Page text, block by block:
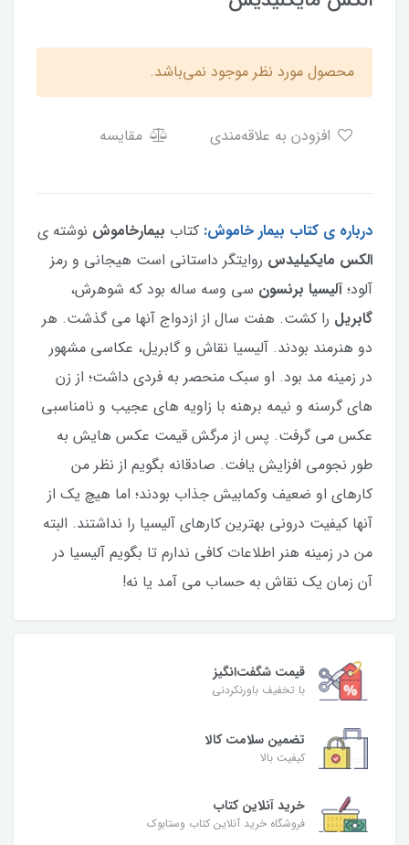
محصول مورد نظر موجود نمی‌باشد.
مقایسه
درباره ی کتاب بیمار خاموش: کتاب بیمارخاموش نوشته ی
الکس مایکیلیدس روایتگر داستانی است هیجانی و رمز
آلود؛ آليسيا برنسون سی وسه ساله بود که شوهرش،
گابریل را کشت. هفت سال از ازدواج آنها می گذشت. هر
دو هنرمند بودند. آلیسیا نقاش و گابریل، عکاسی مشهور
در زمینه مد بود. او سبک منحصر به فردی داشت؛ از زن
های گرسنه و نیمه برهنه با زاویه های عجیب و نامناسبی
عکس می گرفت. پس از مرگش قیمت عکس هایش به
طور نجومی افزایش یافت. صادقانه بگویم از نظر من
کارهای او ضعیف وکمابیش جذاب بودند؛ اما هیچ یک از
آنها کیفیت درونی بهترین کارهای آلیسیا را نداشتند. البته
من در زمینه هنر اطلاعات کافی ندارم تا بگویم آلیسیا در
آن زمان یک نقاش به حساب می آمد یا نه!
قیمت شگفت‌انگیز
با تخفیف باورنکردنی
تضمین سلامت کالا
کیفیت بالا
خرید آنلاین کتاب
فروشگاه خرید آنلاین کتاب وستابوک